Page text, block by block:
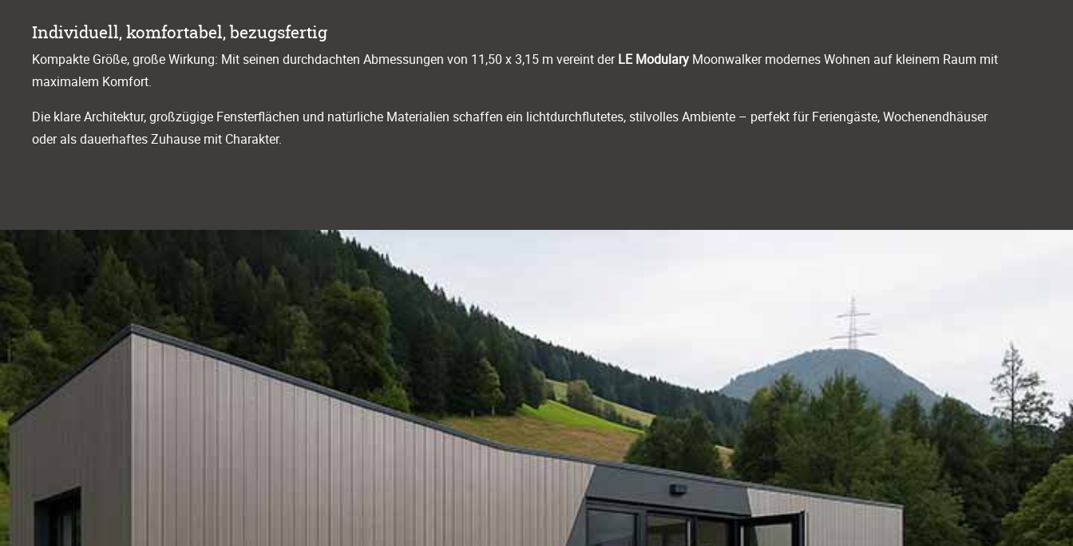
Individuell, komfortabel, bezugsfertig
Kompakte Größe, große Wirkung: Mit seinen durchdachten Abmessungen von 11,50 x 3,15 m vereint derLE Modulary Moonwalker modernes Wohnen auf kleinem Raum mit
maximalem Komfort.
Die klare Architektur, großzügige Fensterflächen und natürliche Materialien schaffen ein lichtdurchflutetes, stilvolles Ambiente – perfekt für Feriengäste, Wochenendhäuser
oder als dauerhaftes Zuhause mit Charakter.